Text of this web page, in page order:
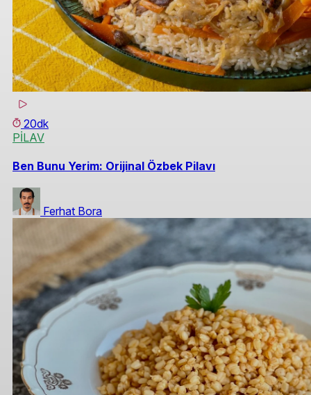
20dk
PİLAV
Ben Bunu Yerim: Orijinal Özbek Pilavı
Ferhat Bora